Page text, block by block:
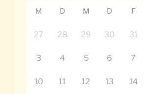
M D M D F
27 28 29 30 31
3 4 5 6 7
10 11 12 13 14